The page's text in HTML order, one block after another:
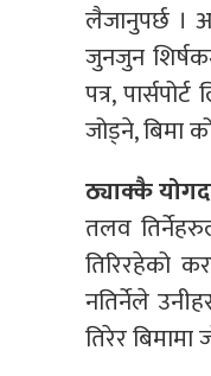
लैजानुपर्छ ।
जुनजुन
पत्र,
जोड्ने, बिमा
ठ्याक्कै
तलव
तिरिरहेको
नतिर्नेले
तिरेर बिमामा